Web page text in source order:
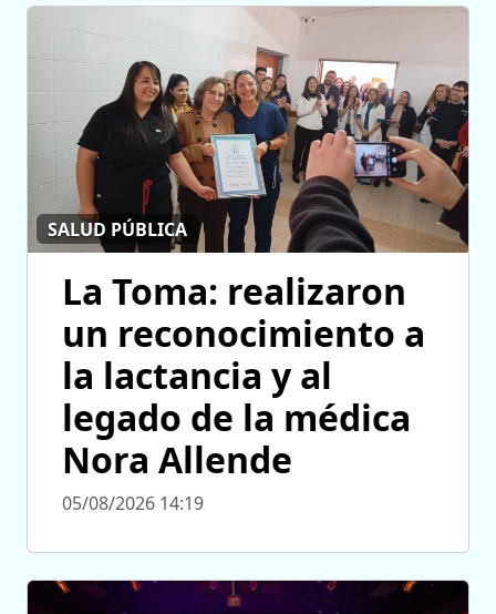
SALUD PÚBLICA
La Toma: realizaron
un reconocimiento a
la lactancia y al
legado de la médica
Nora Allende
05/08/2026 14:19